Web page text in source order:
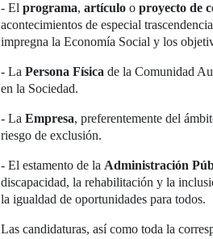
- El programa, artículo o proyecto de
acontecimientos de especial
impregna la Economía Social y los
- La Persona Física de la Comunidad
en la Sociedad.
- La Empresa, preferentemente del
riesgo de exclusión.
- El estamento de la Administración
discapacidad, la rehabilitación y la
la igualdad de oportunidades para todos.
Las candidaturas, así como toda la